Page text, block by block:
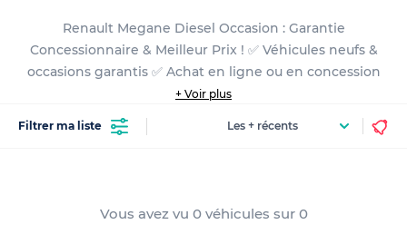
Renault Megane Diesel Occasion : Garantie
Concessionnaire & Meilleur Prix ! ✅ Véhicules neufs &
occasions garantis ✅ Achat en ligne ou en concession
+ Voir plus
Filtrer ma liste
Vous avez vu 0 véhicules sur 0